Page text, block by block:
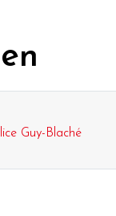
Guy-Blaché